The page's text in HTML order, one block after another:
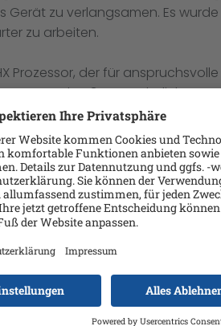
zu verlangsamen. Es
zu arbeiten.
Prozessor, der für
und außergewöhnlichen
mit zwei Lüftern–
Bearbeitung und KI-
Grenzen: Er sorgt für
KI-Training. Es steigert die
präzise Designs zu
Low Blue Light für
Berechnungen und